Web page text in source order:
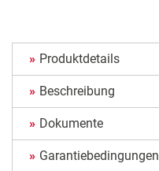
Produktdetails
Beschreibung
Dokumente
Garantiebedingungen